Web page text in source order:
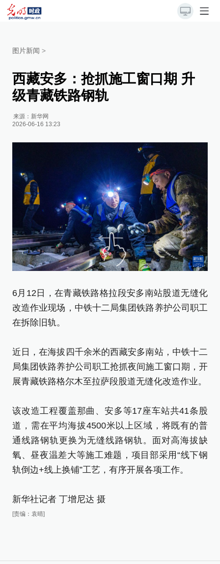
图片新闻 >
西藏安多：抢抓施工窗口期 升
级青藏铁路钢轨
来源： 新华网
2026-06-16 13:23
6月12日，在青藏铁路格拉段安多南站股道无缝化
改造作业现场，中铁十二局集团铁路养护公司职工
在拆除旧轨。
近日，在海拔四千余米的西藏安多南站，中铁十二
局集团铁路养护公司职工抢抓夜间施工窗口期，开
展青藏铁路格尔木至拉萨段股道无缝化改造作业。
该改造工程覆盖那曲、安多等17座车站共41条股
道，需在平均海拔4500米以上区域，将既有的普
通线路钢轨更换为无缝线路钢轨。面对高海拔缺
氧、昼夜温差大等施工难题，项目部采用“线下钢
轨倒边+线上换铺”工艺，有序开展各项工作。
新华社记者 丁增尼达 摄
[责编：袁晴]